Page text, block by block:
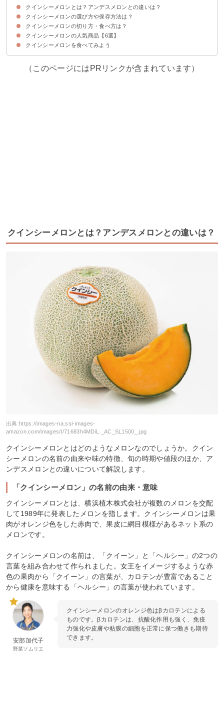
クインシーメロンとは？アンデスメロンとの違いは？
「クインシーメロン」の名前の由来・意味
クインシーメロンの糖度・味わいや香り
クインシーメロンの旬の時期・産地
クインシーメロンの値段
クインシーメロンの選び方や保存方法は？
食べ頃のクインシーメロンの見分け方・選び方
クインシーメロンの保存方法
クインシーメロンの切り方・食べ方は？
クインシーメロンの切り方
食べ方①食べる直前に冷やして食べる
食べ方②冷凍して食べても美味しい
クインシーメロンの人気商品【6選】
①クインシーメロン 2玉 赤肉/税込4500円
②クインシーメロン 5kg 4玉（3L）/税込5230円
③熊本県産 クインシーメロン（赤肉メロン）5～6玉入 約4kg/税込4680円
④赤肉メロン 茨城県産・他 3〜7玉 約4kg/税込5200円
⑤熊本県産クインシーメロン 赤肉 5〜7玉 訳有り 6キロ程度/税込7109円
⑥熊本県産 クインシーメロン 赤肉 2玉/税込5500円
クインシーメロンを食べてみよう
（このページにはPRリンクが含まれています）
クインシーメロンとは？アンデスメロンとの違いは？
出典:https://images-na.ssl-images-
amazon.com/images/I/71683h4MDiL._AC_SL1500_.jpg
クインシーメロンとはどのようなメロンなのでしょうか。クイン
シーメロンの名前の由来や味の特徴、旬の時期や値段のほか、ア
ンデスメロンとの違いについて解説します。
「クインシーメロン」の名前の由来・意味
クインシーメロンとは、横浜植木株式会社が複数のメロンを交配
して1989年に発表したメロンを指します。クインシーメロンは果
肉がオレンジ色をした赤肉で、果皮に網目模様があるネット系の
メロンです。
クインシーメロンの名前は、「クイーン」と「ヘルシー」の2つの
言葉を組み合わせて作られました。女王をイメージするような赤
色の果肉から「クイーン」の言葉が、カロテンが豊富であること
から健康を意味する「ヘルシー」の言葉が使われています。
安部加代子
野菜ソムリエ
クインシーメロンのオレンジ色はβカロテンによる
ものです。βカロテンは、抗酸化作用も強く、免疫
力強化や皮膚や粘膜の細胞を正常に保つ働きも期待
できます。